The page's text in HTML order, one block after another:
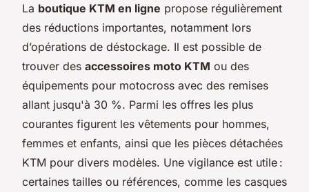
La boutique KTM en ligne propose régulièrement
des réductions importantes, notamment lors
d’opérations de déstockage. Il est possible de
trouver des accessoires moto KTM ou des
équipements pour motocross avec des remises
allant jusqu'à 30 %. Parmi les offres les plus
courantes figurent les vêtements pour hommes,
femmes et enfants, ainsi que les pièces détachées
KTM pour divers modèles. Une vigilance est utile :
certaines tailles ou références, comme les casques